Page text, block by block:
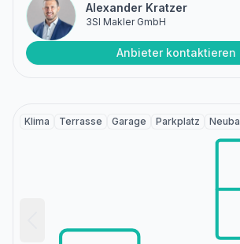
Alexander Kratzer
3SI Makler GmbH
Anbieter kontaktieren
Klima Terrasse Garage Parkplatz